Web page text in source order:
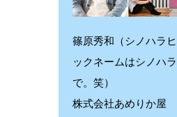
篠原秀和（シノハラ
ックネームはシノハ
で。笑）
株式会社あめりか屋